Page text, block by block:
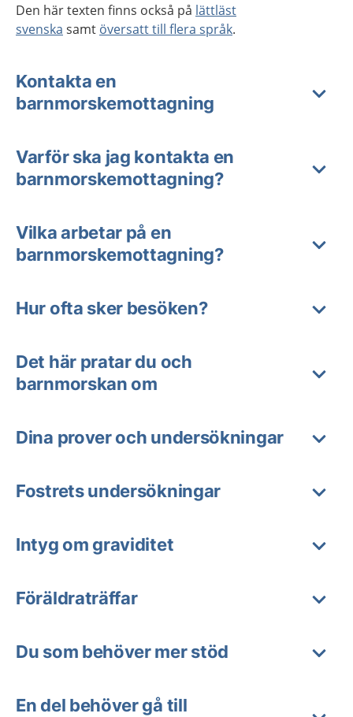
Den här texten finns också på lättläst
svenska samt översatt till flera språk.
Kontakta en
barnmorskemottagning
Varför ska jag kontakta en
barnmorskemottagning?
Vilka arbetar på en
barnmorskemottagning?
Hur ofta sker besöken?
Det här pratar du och
barnmorskan om
Dina prover och undersökningar
Fostrets undersökningar
Intyg om graviditet
Föräldraträffar
Du som behöver mer stöd
En del behöver gå till